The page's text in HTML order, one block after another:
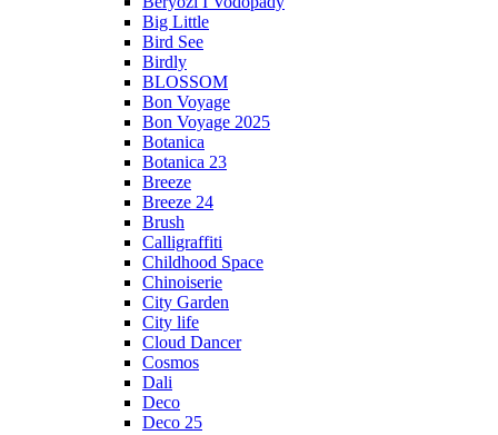
Big Little
Bird See
Birdly
BLOSSOM
Bon Voyage
Bon Voyage 2025
Botanica
Botanica 23
Breeze
Breeze 24
Brush
Calligraffiti
Childhood Space
Chinoiserie
City Garden
City life
Cloud Dancer
Cosmos
Dali
Deco
Deco 25